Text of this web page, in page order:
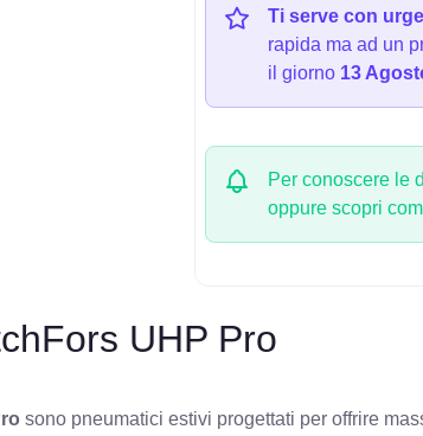
Ti serve con
rapida ma ad un
il giorno 13
Per conoscere le
oppure scopri
UHP Pro
sono pneumatici estivi progettati per offrire